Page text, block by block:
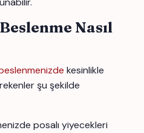
Beslenme Nasıl
kesinlikle
şu şekilde
posalı yiyecekleri